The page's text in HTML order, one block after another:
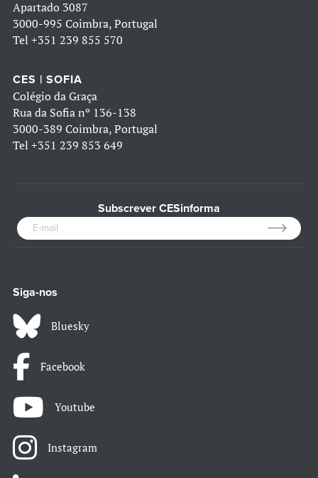
Apartado 3087
3000-995 Coimbra, Portugal
Tel +351 239 855 570
CES | SOFIA
Colégio da Graça
Rua da Sofia nº 136-138
3000-389 Coimbra, Portugal
Tel +351 239 853 649
Subscrever CESinforma
Siga-nos
Bluesky
Facebook
Youtube
Instagram